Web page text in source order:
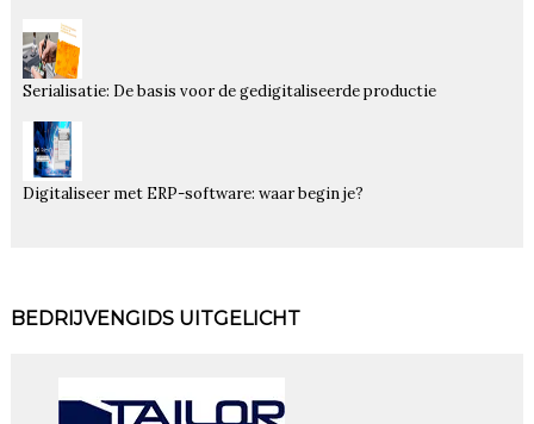
Serialisatie: De basis voor de gedigitaliseerde productie
Digitaliseer met ERP-software: waar begin je?
BEDRIJVENGIDS UITGELICHT